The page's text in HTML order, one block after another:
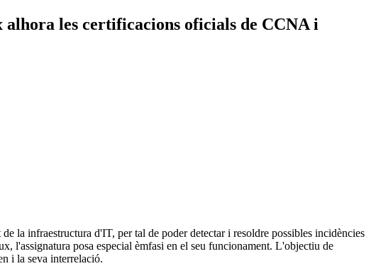
les certificacions oficials de CCNA i
la infraestructura d'IT, per tal de poder detectar i resoldre possibles incidències
l'assignatura posa especial èmfasi en el seu funcionament. L'objectiu de
i la seva interrelació.